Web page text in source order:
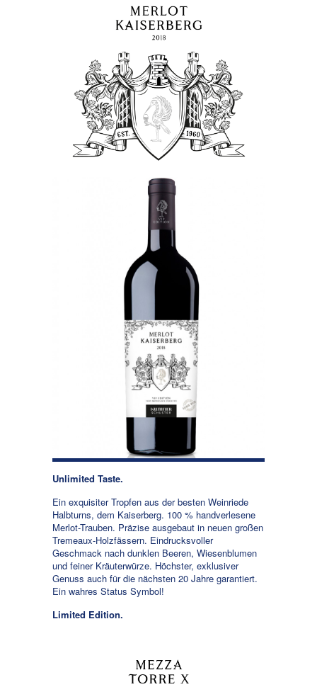
Unlimited Taste.
Ein exquisiter Tropfen aus der besten Weinriede
Halbturns, dem Kaiserberg. 100 % handverlesene
Merlot-Trauben. Präzise ausgebaut in neuen großen
Tremeaux-Holzfässern. Eindrucksvoller
Geschmack nach dunklen Beeren, Wiesenblumen
und feiner Kräuterwürze. Höchster, exklusiver
Genuss auch für die nächsten 20 Jahre garantiert.
Ein wahres Status Symbol!
Limited Edition.